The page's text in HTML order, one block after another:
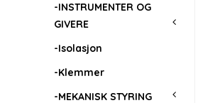
-INSTRUMENTER OG
GIVERE
-Isolasjon
-Klemmer
-MEKANISK STYRING